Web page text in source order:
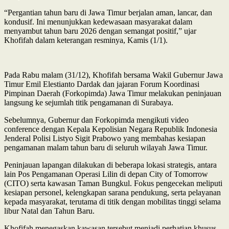
“Pergantian tahun baru di Jawa Timur berjalan aman, lancar, dan
kondusif. Ini menunjukkan kedewasaan masyarakat dalam
menyambut tahun baru 2026 dengan semangat positif,” ujar
Khofifah dalam keterangan resminya, Kamis (1/1).
Pada Rabu malam (31/12), Khofifah bersama Wakil Gubernur Jawa
Timur Emil Elestianto Dardak dan jajaran Forum Koordinasi
Pimpinan Daerah (Forkopimda) Jawa Timur melakukan peninjauan
langsung ke sejumlah titik pengamanan di Surabaya.
Sebelumnya, Gubernur dan Forkopimda mengikuti video
conference dengan Kepala Kepolisian Negara Republik Indonesia
Jenderal Polisi Listyo Sigit Prabowo yang membahas kesiapan
pengamanan malam tahun baru di seluruh wilayah Jawa Timur.
Peninjauan lapangan dilakukan di beberapa lokasi strategis, antara
lain Pos Pengamanan Operasi Lilin di depan City of Tomorrow
(CITO) serta kawasan Taman Bungkul. Fokus pengecekan meliputi
kesiapan personel, kelengkapan sarana pendukung, serta pelayanan
kepada masyarakat, terutama di titik dengan mobilitas tinggi selama
libur Natal dan Tahun Baru.